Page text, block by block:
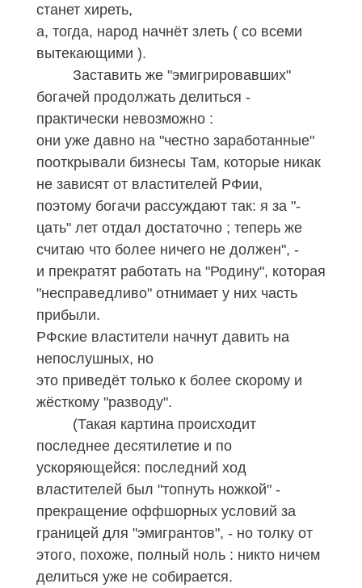
станет хиреть,
а, тогда, народ начнёт злеть ( со всеми
вытекающими ).
Заставить же "эмигрировавших"
богачей продолжать делиться -
практически невозможно :
они уже давно на "честно заработанные"
пооткрывали бизнесы Там, которые никак
не зависят от властителей РФии,
поэтому богачи рассуждают так: я за "-
цать" лет отдал достаточно ; теперь же
считаю что более ничего не должен", -
и прекратят работать на "Родину", которая
"несправедливо" отнимает у них часть
прибыли.
РФские властители начнут давить на
непослушных, но
это приведёт только к более скорому и
жёсткому "разводу".
(Такая картина происходит
последнее десятилетие и по
ускоряющейся: последний ход
властителей был "топнуть ножкой" -
прекращение оффшорных условий за
границей для "эмигрантов", - но толку от
этого, похоже, полный ноль : никто ничем
делиться уже не собирается.